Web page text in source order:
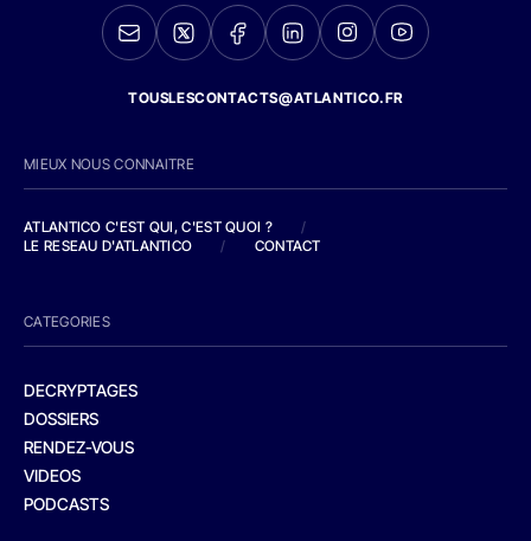
TOUSLESCONTACTS@ATLANTICO.FR
MIEUX NOUS CONNAITRE
ATLANTICO C'EST QUI, C'EST QUOI ?
/
LE RESEAU D'ATLANTICO
/ CONTACT
CATEGORIES
DECRYPTAGES
DOSSIERS
RENDEZ-VOUS
VIDEOS
PODCASTS